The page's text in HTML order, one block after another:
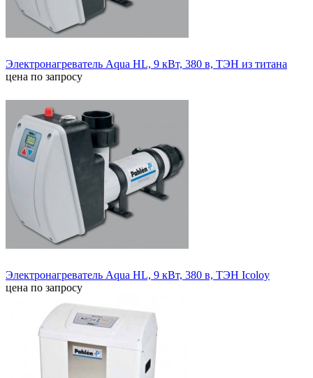
Электронагреватель Aqua HL, 9 кВт, 380 в, ТЭН из титана
цена по запросу
Электронагреватель Aqua HL, 9 кВт, 380 в, ТЭН Icoloy
цена по запросу